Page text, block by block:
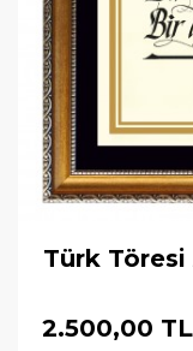
Türk Töresi
2.500,00 TL